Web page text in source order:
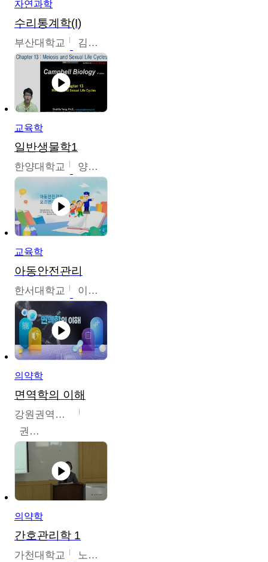
자연과학
수리통계학(I)
부산대학교 김충락
교육학
일반생물학1
한양대학교 양철수
교육학
아동안전관리
한서대학교 이태연
의약학
면역학의 이해
강원권역센터
권보인
의약학
간호관리학 1
가천대학교 노원정